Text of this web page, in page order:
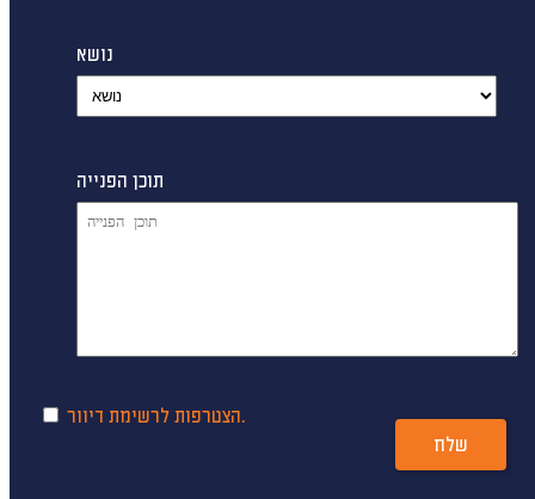
נושא
תוכן הפנייה
הצטרפות לרשימת דיוור.
שלח